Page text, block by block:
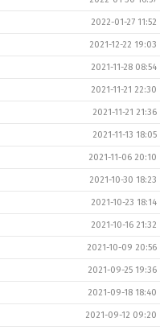
2022-01-27 11:52
2021-12-22 19:03
2021-11-28 08:54
2021-11-21 22:30
2021-11-21 21:36
2021-11-13 18:05
2021-11-06 20:10
2021-10-30 18:23
2021-10-23 18:14
2021-10-16 21:32
2021-10-09 20:56
2021-09-25 19:36
2021-09-18 18:40
2021-09-12 09:20